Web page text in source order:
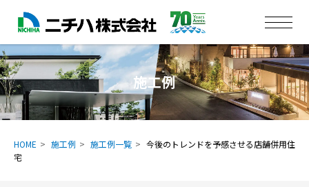
施工例
HOME 施工例 施工例一覧
今後のトレンドを予感させる店舗併用住
宅